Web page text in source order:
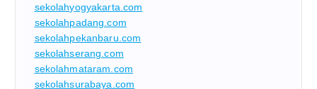
sekolahyogyakarta.com
sekolahpadang.com
sekolahpekanbaru.com
sekolahserang.com
sekolahmataram.com
sekolahsurabaya.com